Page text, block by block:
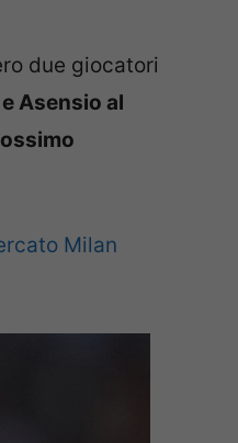
due giocatori
Asensio al
Milan